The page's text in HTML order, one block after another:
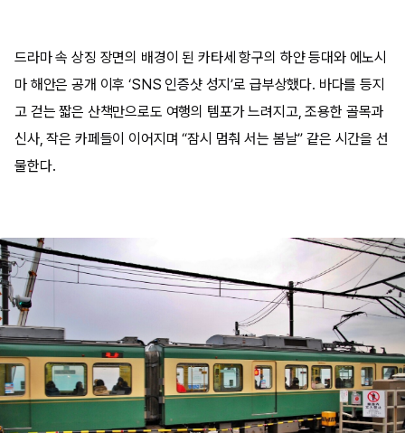
드라마 속 상징 장면의 배경이 된 카타세 항구의 하얀 등대와 에노시
마 해안은 공개 이후 ‘SNS 인증샷 성지’로 급부상했다. 바다를 등지
고 걷는 짧은 산책만으로도 여행의 템포가 느려지고, 조용한 골목과
신사, 작은 카페들이 이어지며 “잠시 멈춰 서는 봄날” 같은 시간을 선
물한다.